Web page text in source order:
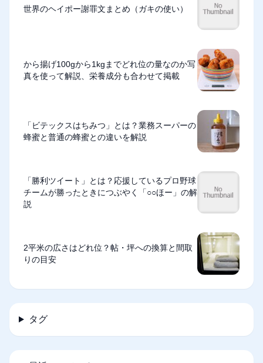
世界のヘイポー謝罪文まとめ（ガキの使い）
から揚げ100gから1kgまでどれ位の量なのか写
真を使って解説、栄養成分も合わせて掲載
「ビテックスはちみつ」とは？業務スーパーの
蜂蜜と普通の蜂蜜との違いを解説
「勝利ツイート」とは？応援しているプロ野球
チームが勝ったときにつぶやく「○○ほー」の解
説
2平米の広さはどれ位？帖・坪への換算と間取
りの目安
タグ